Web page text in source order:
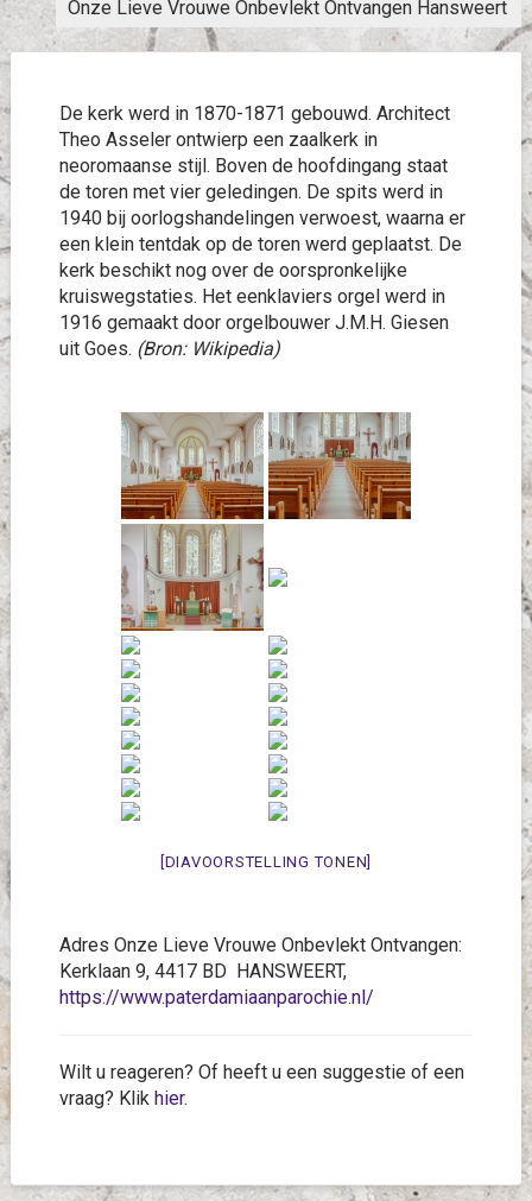
Onze Lieve Vrouwe Onbevlekt Ontvangen Hansweert
De kerk werd in 1870-1871 gebouwd. Architect
Theo Asseler ontwierp een zaalkerk in
neoromaanse stijl. Boven de hoofdingang staat
de toren met vier geledingen. De spits werd in
1940 bij oorlogshandelingen verwoest, waarna er
een klein tentdak op de toren werd geplaatst. De
kerk beschikt nog over de oorspronkelijke
kruiswegstaties. Het eenklaviers orgel werd in
1916 gemaakt door orgelbouwer J.M.H. Giesen
uit Goes. (Bron: Wikipedia)
[DIAVOORSTELLING TONEN]
Adres Onze Lieve Vrouwe Onbevlekt Ontvangen:
Kerklaan 9, 4417 BD HANSWEERT,
https://www.paterdamiaanparochie.nl/
Wilt u reageren? Of heeft u een suggestie of een
vraag? Klik hier.